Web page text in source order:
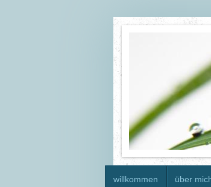
willkommen über